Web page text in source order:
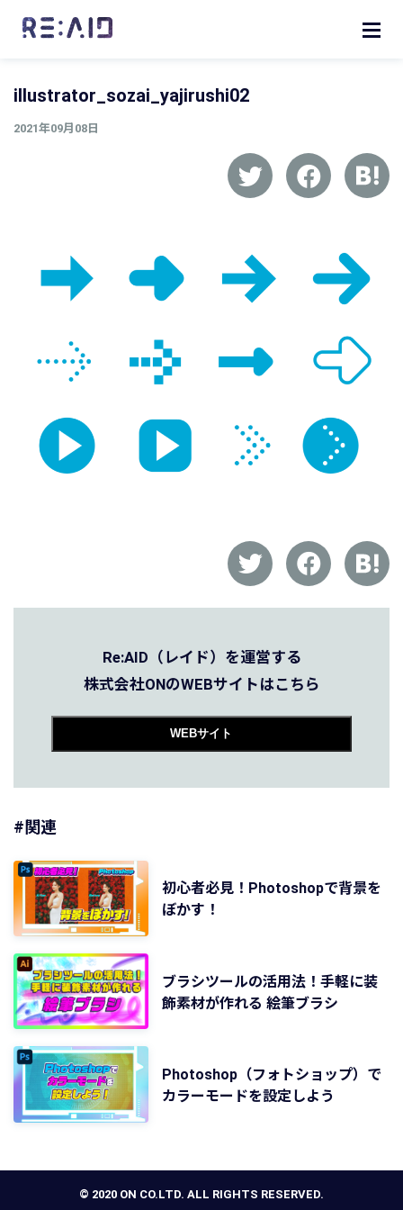
illustrator_sozai_yajirushi02
2021年09月08日
Re:AID（レイド）を運営する
株式会社ONのWEBサイトはこちら
WEBサイト
#関連
初心者必見！Photoshopで背景を
ぼかす！
ブラシツールの活用法！手軽に装
飾素材が作れる 絵筆ブラシ
Photoshop（フォトショップ）で
カラーモードを設定しよう
© 2020 ON CO.LTD. ALL RIGHTS RESERVED.